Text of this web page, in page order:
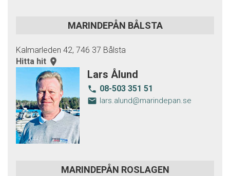
MARINDEPÅN BÅLSTA
Kalmarleden 42, 746 37 Bålsta
Hitta hit room
Lars Ålund
local_phone 08-503 351 51
email lars.alund@marindepan.se
MARINDEPÅN ROSLAGEN